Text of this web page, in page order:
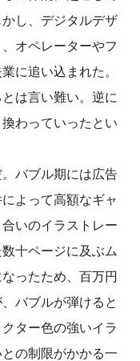
し、デジタルデザ
オペレーターやフ
に追い込まれた。
は言い難い。逆に
わっていったとい
バブル期には広告
よって高額なギャ
いのイラストレー
十ページに及ぶム
ったため、百万円
バブルが弾けると
ター色の強いイラ
の制限がかかる一